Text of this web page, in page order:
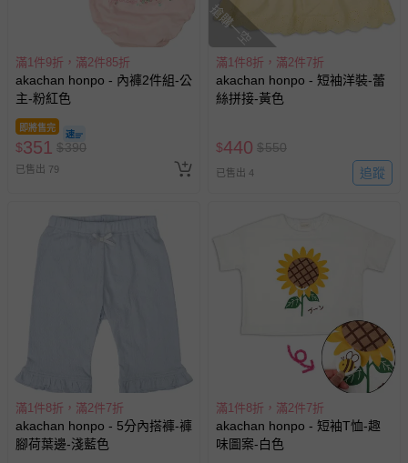
滿1件9折，滿2件85折
akachan honpo - 內褲2件組-公
主-粉紅色
即將售完
$351 $390
已售出 79
搶購一空
滿1件8折，滿2件7折
akachan honpo - 短袖洋裝-蕾
絲拼接-黃色
$440 $550
已售出 4 追蹤
滿1件8折，滿2件7折
akachan honpo - 5分內搭褲-褲
腳荷葉邊-淺藍色
滿1件8折，滿2件7折
akachan honpo - 短袖T恤-趣
味圖案-白色